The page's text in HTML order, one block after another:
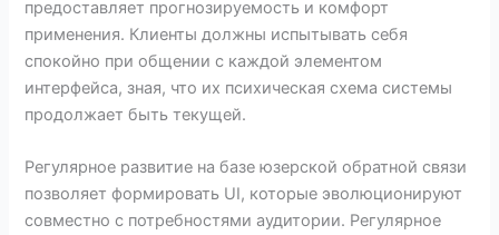
предоставляет прогнозируемость и комфорт
применения. Клиенты должны испытывать себя
спокойно при общении с каждой элементом
интерфейса, зная, что их психическая схема системы
продолжает быть текущей.
Регулярное развитие на базе юзерской обратной связи
позволяет формировать UI, которые эволюционируют
совместно с потребностями аудитории. Регулярное